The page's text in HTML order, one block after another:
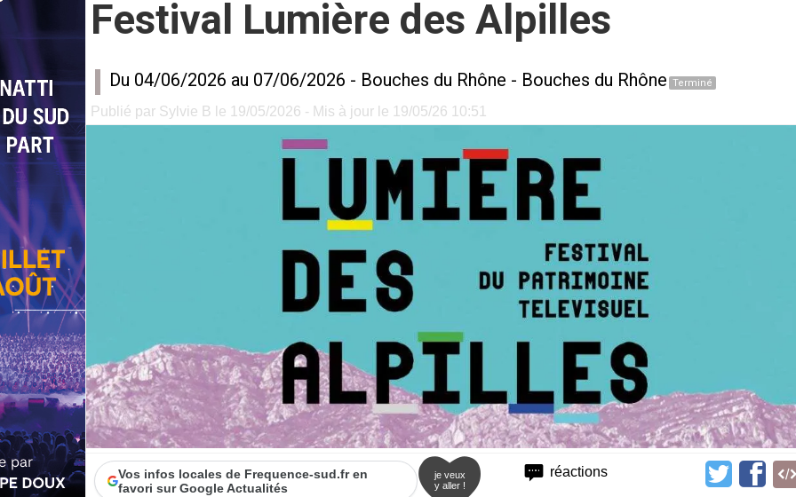
Festival Lumière des Alpilles
Du 04/06/2026 au 07/06/2026 - Bouches du Rhône - Bouches du Rhône Terminé
Publié par Sylvie B le 19/05/2026 - Mis à jour le 19/05/26 10:51
réactions
Vos infos locales de Frequence-sud.fr en
favori sur Google Actualités
je veux
y aller !